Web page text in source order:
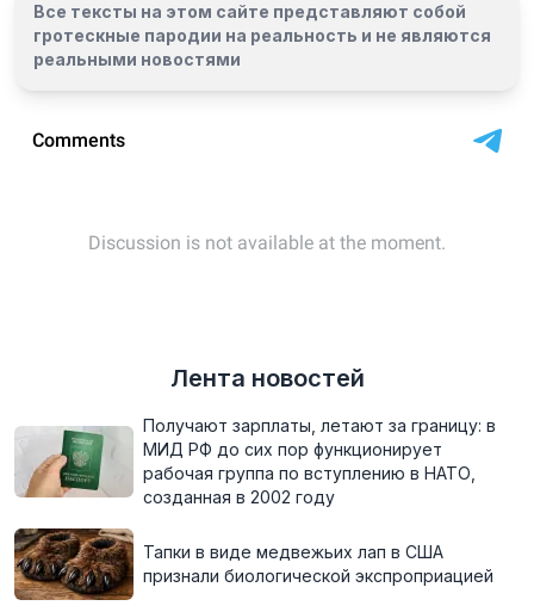
Все тексты на этом сайте представляют собой
гротескные пародии на реальность и не являются
реальными новостями
Лента новостей
Получают зарплаты, летают за границу: в
МИД РФ до сих пор функционирует
рабочая группа по вступлению в НАТО,
созданная в 2002 году
Тапки в виде медвежьих лап в США
признали биологической экспроприацией